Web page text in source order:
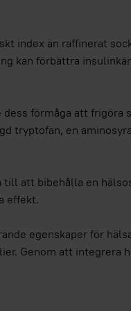
index än raffinerat
kan förbättra
förmåga att
tryptofan, en
att bibehålla en
effekt.
egenskaper för
Genom att integrera